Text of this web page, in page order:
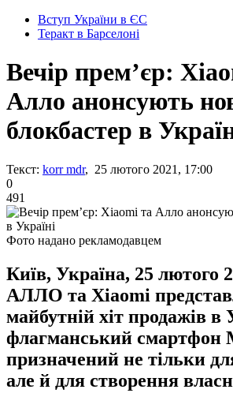
Вступ України в ЄС
Теракт в Барселоні
Вечір прем’єр:
Алло анонсують
блокбастер в
Текст: korr mdr, 25 лютого 2021, 17:00
0
491
Фото надано рекламодавцем
Київ, Україна, 25 лютого
АЛЛО та Xiaomi
майбутній хіт продажів в
флагманський смартфон
призначений не тільки
але й для створення